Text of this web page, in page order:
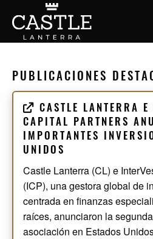
PUBLICACIONES
CASTLE LANTERRA E
CAPITAL PARTNERS
IMPORTANTES
UNIDOS
Castle Lanterra (CL) e
(ICP), una gestora global de
centrada en finanzas
raíces, anunciaron la
asociación en Estados